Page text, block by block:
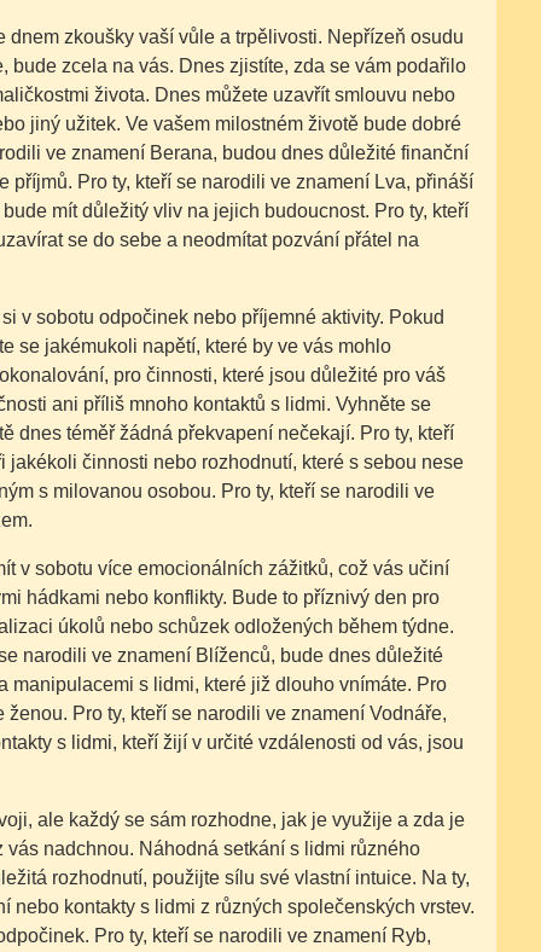
zkoušky vaší vůle a trpělivosti. Nepřízeň osudu
bude zcela na vás. Dnes zjistíte, zda se vám podařilo
života. Dnes můžete uzavřít smlouvu nebo
jiný užitek. Ve vašem milostném životě bude dobré
ve znamení Berana, budou dnes důležité finanční
Pro ty, kteří se narodili ve znamení Lva, přináší
mít důležitý vliv na jejich budoucnost. Pro ty, kteří
se do sebe a neodmítat pozvání přátel na
v sobotu odpočinek nebo příjemné aktivity. Pokud
se jakémukoli napětí, které by ve vás mohlo
pro činnosti, které jsou důležité pro váš
ani příliš mnoho kontaktů s lidmi. Vyhněte se
dnes téměř žádná překvapení nečekají. Pro ty, kteří
činnosti nebo rozhodnutí, které s sebou nese
s milovanou osobou. Pro ty, kteří se narodili ve
v sobotu více emocionálních zážitků, což vás učiní
hádkami nebo konflikty. Bude to příznivý den pro
úkolů nebo schůzek odložených během týdne.
narodili ve znamení Blíženců, bude dnes důležité
s lidmi, které již dlouho vnímáte. Pro
Pro ty, kteří se narodili ve znamení Vodnáře,
s lidmi, kteří žijí v určité vzdálenosti od vás, jsou
ale každý se sám rozhodne, jak je využije a zda je
nadchnou. Náhodná setkání s lidmi různého
rozhodnutí, použijte sílu své vlastní intuice. Na ty,
nebo kontakty s lidmi z různých společenských vrstev.
Pro ty, kteří se narodili ve znamení Ryb,